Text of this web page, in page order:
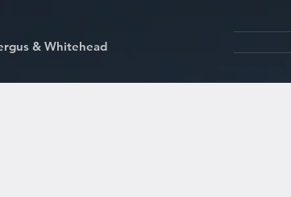
& Whitehead